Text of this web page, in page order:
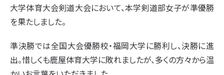
大学体育大会剣道大会において、本学剣道部女子が準優勝
を果たしました。
準決勝では全国大会優勝校・福岡大学に勝利し、決勝に進
出。惜しくも鹿屋体育大学に敗れましたが、多くの方々から温